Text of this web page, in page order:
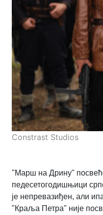
Constrast Studios
"Марш на Дрину"
педесетогодишњици
је непревазиђен, али
"Краља Петра" није